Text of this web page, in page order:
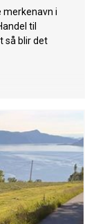
merkenavn i
til
så blir det